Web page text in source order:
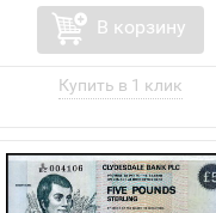
В корзину